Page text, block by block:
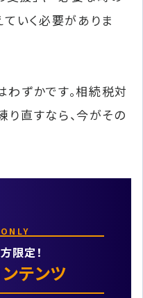
ていく必要がありま
ずかです。相続税対
直すなら、今がその
限定！
テンツ